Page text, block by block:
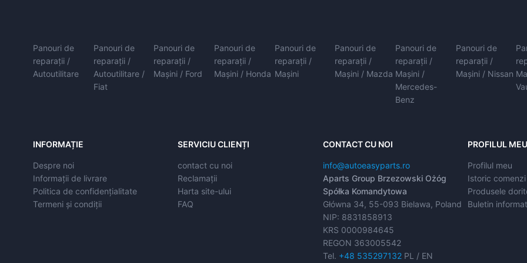
Panouri de
reparații /
Autoutilitare
Panouri de
reparații /
Autoutilitare /
Fiat
Panouri de
reparații /
Mașini / Ford
Panouri de
reparații /
Mașini / Honda
Panouri de
reparații /
Mașini
Panouri de
reparații /
Mașini / Mazda
Panouri de
reparații /
Mașini /
Mercedes-
Benz
Panouri de
reparații /
Mașini / Nissan
INFORMAȚIE
Despre noi
Informații de livrare
Politica de confidențialitate
Termeni și condiții
SERVICIU CLIENȚI
contact cu noi
Reclamații
Harta site-ului
FAQ
CONTACT CU NOI
info@autoeasyparts.ro
Aparts Group Brzezowski Ożóg
Spółka Komandytowa
Główna 34, 55-093 Bielawa, Poland
NIP: 8831858913
KRS 0000984645
REGON 363005542
Tel. +48 535297132PL / EN
PROFILUL MEU
Profilul meu
Istoric comenzi
Produsele
Buletin